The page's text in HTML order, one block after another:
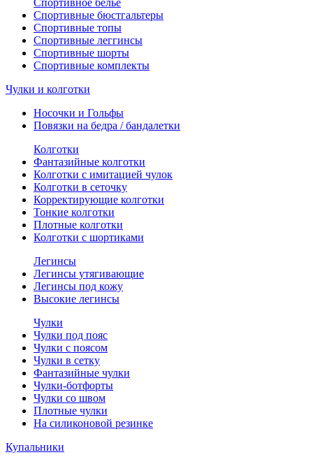
Спортивное белье
Спортивные бюстгальтеры
Спортивные топы
Спортивные леггинсы
Спортивные шорты
Спортивные комплекты
Чулки и колготки
Носочки и Гольфы
Повязки на бедра / бандалетки
Колготки
Фантазийные колготки
Колготки с имитацией чулок
Колготки в сеточку
Корректирующие колготки
Тонкие колготки
Плотные колготки
Колготки с шортиками
Легинсы
Легинсы утягивающие
Легинсы под кожу
Высокие легинсы
Чулки
Чулки под пояс
Чулки с поясом
Чулки в сетку
Фантазийные чулки
Чулки-ботфорты
Чулки со швом
Плотные чулки
На силиконовой резинке
Купальники